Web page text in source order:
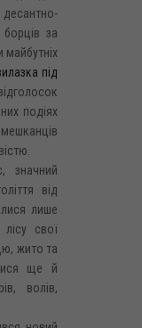
за
майбутніх
під
подіях
від
лише
свої
жито та
ще й
волів,